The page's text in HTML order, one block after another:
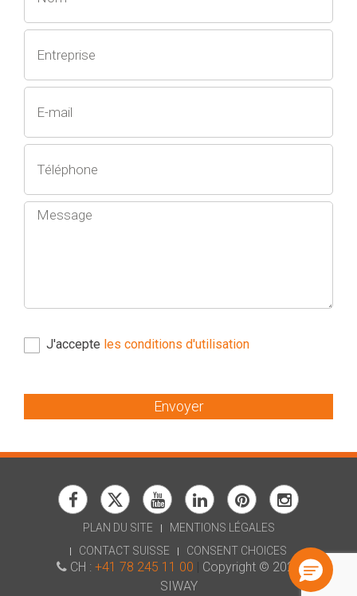
J'accepte les conditions d'utilisation
Envoyer
PLAN DU SITE
MENTIONS LÉGALES
CONTACT SUISSE
CONSENT CHOICES
CH : +41 78 245 11 00
Copyright © 2026
SIWAY